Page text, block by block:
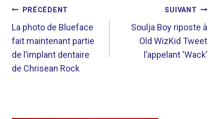
NAVIGATION
DE
L’ARTICLE
PRÉCÉDENT
La photo de Blueface
fait maintenant partie
de l’implant dentaire
de Chrisean Rock
SUIVANT
Soulja Boy riposte à
Old WizKid Tweet
l’appelant ‘Wack’